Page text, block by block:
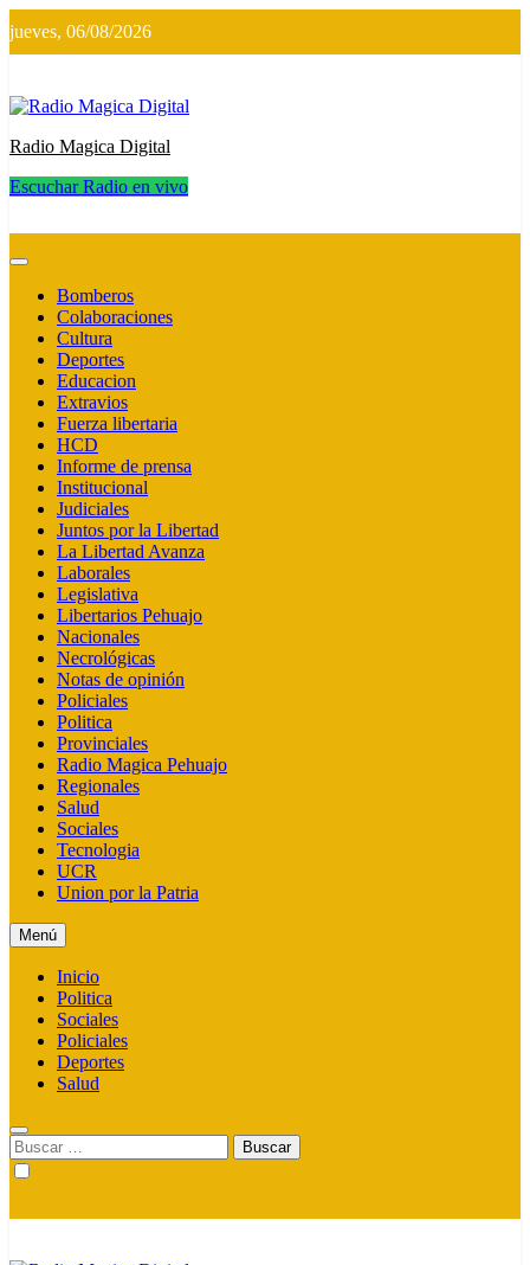
al
contenido
jueves, 06/08/2026
Radio Magica Digital
Escuchar Radio en vivo
Bomberos
Colaboraciones
Cultura
Deportes
Educacion
Extravios
Fuerza libertaria
HCD
Informe de prensa
Institucional
Judiciales
Juntos por la Libertad
La Libertad Avanza
Laborales
Legislativa
Libertarios Pehuajo
Nacionales
Necrológicas
Notas de opinión
Policiales
Politica
Provinciales
Radio Magica Pehuajo
Regionales
Salud
Sociales
Tecnologia
UCR
Union por la Patria
Menú
Inicio
Politica
Sociales
Policiales
Deportes
Salud
Buscar: